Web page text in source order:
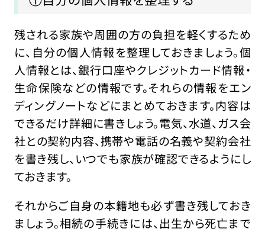
残される家族や周囲の方の負担を軽くするため
に、自分の個人情報を整理しておきましょう。個
人情報とは、銀行口座やクレジットカード情報・
生命保険などの情報です。それらの情報をエン
ディングノートなどにまとめておきます。内容は
できるだけ詳細に書きしょう。電気、水道、ガス会
社との契約内容、携帯や電話の名義や契約会社
を書き残し、いつでも家族が確認できるようにし
ておきます。
それからご自身の本籍地も必ず書き残しておき
ましょう。相続の手続きには、出生から死亡まで